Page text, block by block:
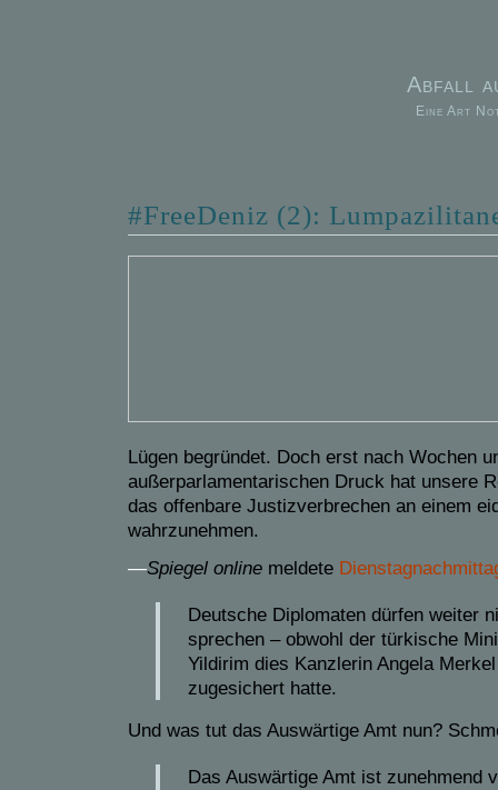
Abfall
Eine Art
#FreeDeniz (2):
Lügen begründet. Doch erst nach Wochen
außerparlamentarischen Druck hat unsere
das offenbare Justizverbrechen an einem
wahrzunehmen.
—Spiegel online meldete
Deutsche Diplomaten dürfen weiter
sprechen – obwohl der türkische
Yildirim dies Kanzlerin Angela
zugesichert hatte.
Und was tut das Auswärtige Amt nun?
Das Auswärtige Amt ist zunehmend